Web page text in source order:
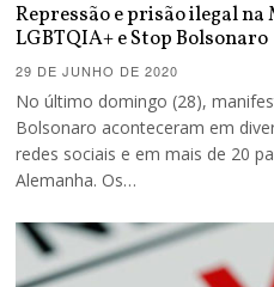
Repressão e prisão ilegal
LGBTQIA+ e Stop Bolsonaro
29 DE JUNHO DE 2020
No último domingo (28),
Bolsonaro aconteceram em
redes sociais e em mais de 20
Alemanha. Os…